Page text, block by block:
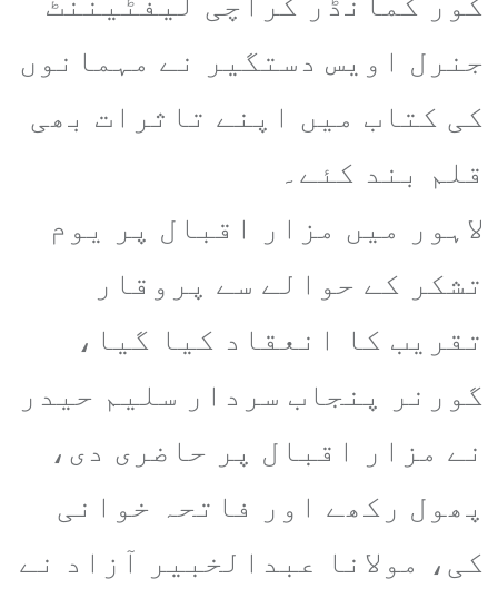
جنرل اویس دستگیر نے مہمانوں
کی کتاب میں اپنے تاثرات بھی
قلم بند کئے۔
لاہور میں مزار اقبال پر یوم
تشکر کے حوالے سے پروقار
تقریب کا انعقاد کیا گیا،
گورنر پنجاب سردار سلیم حیدر
نے مزار اقبال پر حاضری دی،
پھول رکھے اور فاتحہ خوانی
کی، مولانا عبدالخبیر آزاد نے